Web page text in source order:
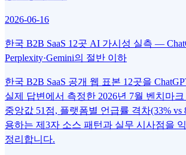
2026-06-16
한국 B2B SaaS 12곳 AI 가시성 실측 —
Perplexity·Gemini의 절반 이하
한국 B2B SaaS 공개 웹 표본 12곳을
실제 답변에서 측정한 2026년 7월 벤치마
중앙값 51점, 플랫폼별 언급률 격차(33% vs
용하는 제3자 소스 패턴과 실무 시사점을
정리합니다.